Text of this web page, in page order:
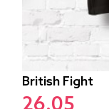
British Fight